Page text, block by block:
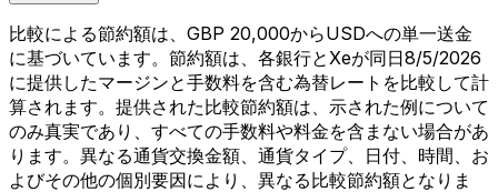
比較による節約額は、GBP 20,000からUSDへの単一送金
に基づいています。節約額は、各銀行とXeが同日8/5/2026
に提供したマージンと手数料を含む為替レートを比較して計
算されます。提供された比較節約額は、示された例について
のみ真実であり、すべての手数料や料金を含まない場合があ
ります。異なる通貨交換金額、通貨タイプ、日付、時間、お
よびその他の個別要因により、異なる比較節約額となりま